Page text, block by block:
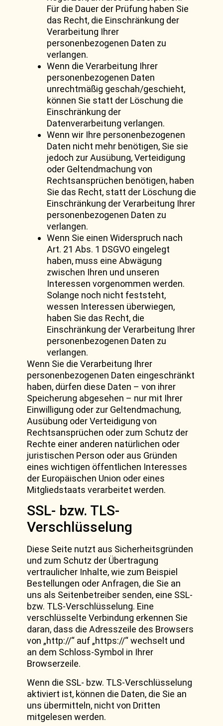
Für die Dauer der Prüfung haben Sie
das Recht, die Einschränkung der
Verarbeitung Ihrer
personenbezogenen Daten zu
verlangen.
Wenn die Verarbeitung Ihrer
personenbezogenen Daten
unrechtmäßig geschah/geschieht,
können Sie statt der Löschung die
Einschränkung der
Datenverarbeitung verlangen.
Wenn wir Ihre personenbezogenen
Daten nicht mehr benötigen, Sie sie
jedoch zur Ausübung, Verteidigung
oder Geltendmachung von
Rechtsansprüchen benötigen, haben
Sie das Recht, statt der Löschung die
Einschränkung der Verarbeitung Ihrer
personenbezogenen Daten zu
verlangen.
Wenn Sie einen Widerspruch nach
Art. 21 Abs. 1 DSGVO eingelegt
haben, muss eine Abwägung
zwischen Ihren und unseren
Interessen vorgenommen werden.
Solange noch nicht feststeht,
wessen Interessen überwiegen,
haben Sie das Recht, die
Einschränkung der Verarbeitung Ihrer
personenbezogenen Daten zu
verlangen.
Wenn Sie die Verarbeitung Ihrer
personenbezogenen Daten eingeschränkt
haben, dürfen diese Daten – von ihrer
Speicherung abgesehen – nur mit Ihrer
Einwilligung oder zur Geltendmachung,
Ausübung oder Verteidigung von
Rechtsansprüchen oder zum Schutz der
Rechte einer anderen natürlichen oder
juristischen Person oder aus Gründen
eines wichtigen öffentlichen Interesses
der Europäischen Union oder eines
Mitgliedstaats verarbeitet werden.
SSL- bzw. TLS-
Verschlüsselung
Diese Seite nutzt aus Sicherheitsgründen
und zum Schutz der Übertragung
vertraulicher Inhalte, wie zum Beispiel
Bestellungen oder Anfragen, die Sie an
uns als Seitenbetreiber senden, eine SSL-
bzw. TLS-Verschlüsselung. Eine
verschlüsselte Verbindung erkennen Sie
daran, dass die Adresszeile des Browsers
von „http://“ auf „https://“ wechselt und
an dem Schloss-Symbol in Ihrer
Browserzeile.
Wenn die SSL- bzw. TLS-Verschlüsselung
aktiviert ist, können die Daten, die Sie an
uns übermitteln, nicht von Dritten
mitgelesen werden.